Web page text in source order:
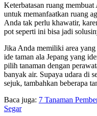
Keterbatasan ruang
untuk memanfaatkan ruang
Anda tak perlu khawatir,
pot seperti ini bisa jadi
Jika Anda memiliki area
ide taman ala Jepang yang
pilih tanaman dengan
banyak air. Supaya udara di
sejuk, tambahkan beberapa
Baca juga: 7 Tanaman
Segar